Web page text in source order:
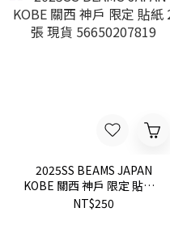
2025SS BEAMS JAPAN
KOBE 關西 神戶 限定 貼紙 2
張 現貨 56650207819
NT$250